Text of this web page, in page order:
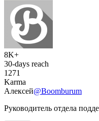
8K+
30-days reach
1271
Karma
Алексей@Boomburum
Руководитель отдела